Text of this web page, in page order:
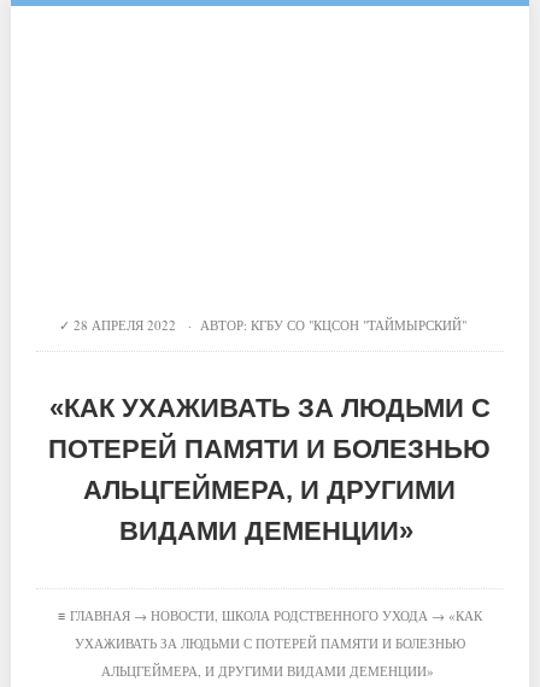
28 АПРЕЛЯ 2022 · АВТОР:КГБУ СО "КЦСОН "ТАЙМЫРСКИЙ"
«КАК УХАЖИВАТЬ ЗА ЛЮДЬМИ С
ПОТЕРЕЙ ПАМЯТИ И БОЛЕЗНЬЮ
АЛЬЦГЕЙМЕРА, И ДРУГИМИ
ВИДАМИ ДЕМЕНЦИИ»
≡ ГЛАВНАЯ→ НОВОСТИ, ШКОЛА РОДСТВЕННОГО УХОДА→ «КАК
УХАЖИВАТЬ ЗА ЛЮДЬМИ С ПОТЕРЕЙ ПАМЯТИ И БОЛЕЗНЬЮ
АЛЬЦГЕЙМЕРА, И ДРУГИМИ ВИДАМИ ДЕМЕНЦИИ»